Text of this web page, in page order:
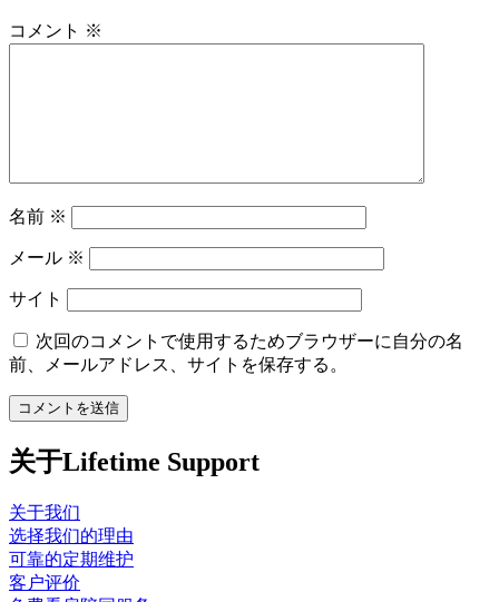
コメント ※
名前 ※
メール ※
サイト
次回のコメントで使用するためブラウザーに自分の名
前、メールアドレス、サイトを保存する。
关于Lifetime Support
关于我们
选择我们的理由
可靠的定期维护
客户评价